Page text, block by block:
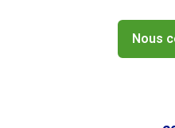
Nous